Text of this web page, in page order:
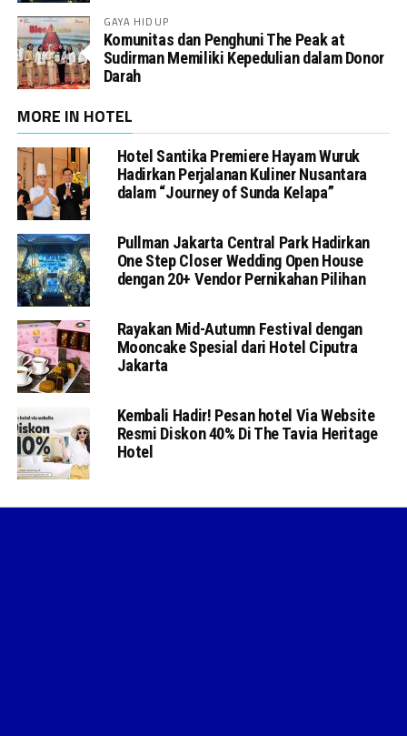
GAYA HIDUP
Komunitas dan Penghuni The Peak at
Sudirman Memiliki Kepedulian dalam Donor
Darah
MORE IN HOTEL
Hotel Santika Premiere Hayam Wuruk
Hadirkan Perjalanan Kuliner Nusantara
dalam “Journey of Sunda Kelapa”
Pullman Jakarta Central Park Hadirkan
One Step Closer Wedding Open House
dengan 20+ Vendor Pernikahan Pilihan
Rayakan Mid-Autumn Festival dengan
Mooncake Spesial dari Hotel Ciputra
Jakarta
Kembali Hadir! Pesan hotel Via Website
Resmi Diskon 40% Di The Tavia Heritage
Hotel